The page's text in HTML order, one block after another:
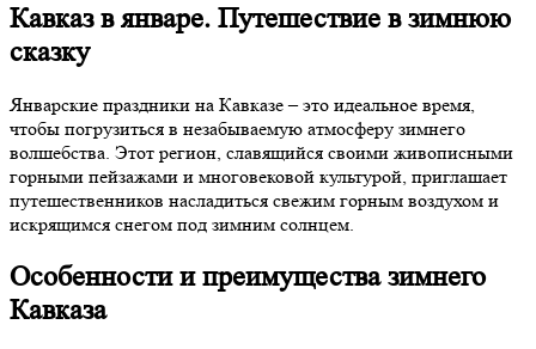
Кавказ в январе. Путешествие в зимнюю
сказку
Январские праздники на Кавказе – это идеальное время,
чтобы погрузиться в незабываемую атмосферу зимнего
волшебства. Этот регион, славящийся своими живописными
горными пейзажами и многовековой культурой, приглашает
путешественников насладиться свежим горным воздухом и
искрящимся снегом под зимним солнцем.
Особенности и преимущества зимнего
Кавказа